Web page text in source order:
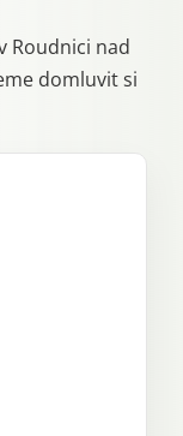
Roudnici nad
domluvit si